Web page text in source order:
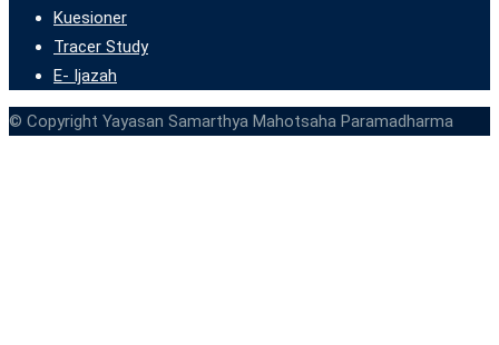
Kuesioner
Tracer Study
E- Ijazah
© Copyright Yayasan Samarthya Mahotsaha Paramadharma